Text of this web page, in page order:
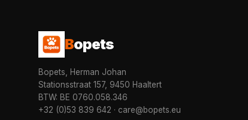
Bopets
Bopets, Herman Johan
Stationsstraat 157, 9450 Haaltert
BTW: BE 0760.058.346
+32 (0)53 839 642 · care@bopets.eu